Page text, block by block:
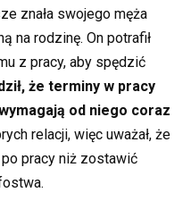
znała swojego męża
na rodzinę. On potrafił
z pracy, aby spędzić
że terminy w pracy
od niego coraz
relacji, więc uważał, że
pracy niż zostawić